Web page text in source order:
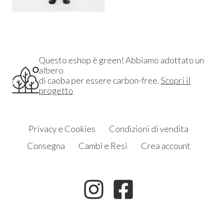
Questo eshop è green! Abbiamo adottato un
albero
di caoba per essere carbon-free.Scopri il
progetto
Privacy e Cookies
Condizioni di vendita
Consegna
Cambi e Resi Crea account